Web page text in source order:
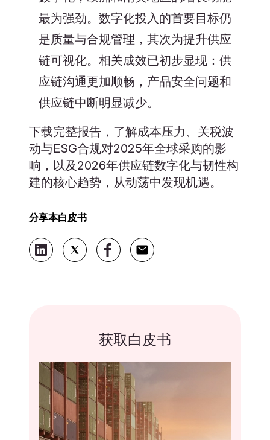
最为强劲。数字化投入的首要目标仍
是质量与合规管理，其次为提升供应
链可视化。相关成效已初步显现：供
应链沟通更加顺畅，产品安全问题和
供应链中断明显减少。
下载完整报告，了解成本压力、关税波
动与ESG合规对2025年全球采购的影
响，以及2026年供应链数字化与韧性构
建的核心趋势，从动荡中发现机遇。
分享本白皮书
获取白皮书